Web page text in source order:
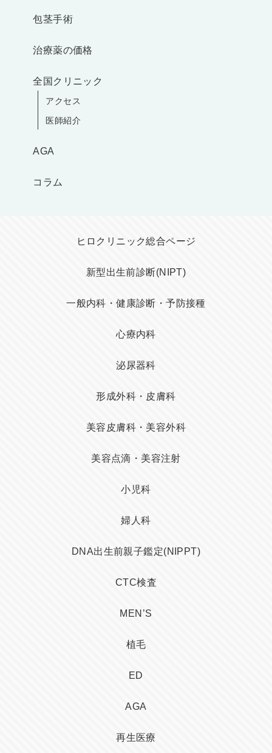
包茎手術
治療薬の価格
全国クリニック
アクセス
医師紹介
AGA
コラム
ヒロクリニック総合ページ
新型出生前診断(NIPT)
一般内科・健康診断・予防接種
心療内科
泌尿器科
形成外科・皮膚科
美容皮膚科・美容外科
美容点滴・美容注射
小児科
婦人科
DNA出生前親子鑑定(NIPPT)
CTC検査
MEN’S
植毛
ED
AGA
再生医療